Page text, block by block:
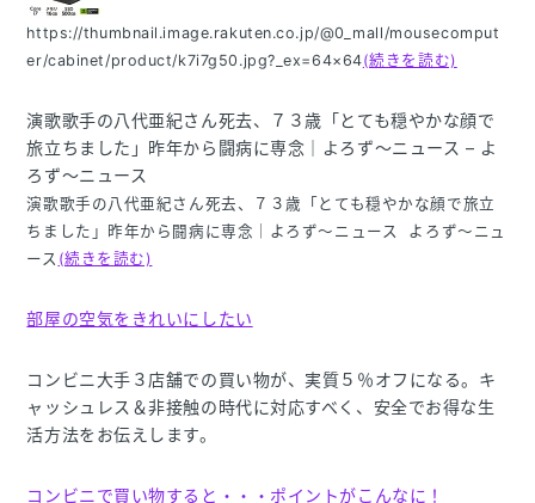
https://thumbnail.image.rakuten.co.jp/@0_mall/mousecomput
er/cabinet/product/k7i7g50.jpg?_ex=64×64(続きを読む)
演歌歌手の八代亜紀さん死去、７３歳「とても穏やかな顔で
旅立ちました」昨年から闘病に専念｜よろず〜ニュース – よ
ろず〜ニュース
演歌歌手の八代亜紀さん死去、７３歳「とても穏やかな顔で旅立
ちました」昨年から闘病に専念｜よろず〜ニュース よろず〜ニュ
ース (続きを読む)
部屋の空気をきれいにしたい
コンビニ大手３店舗での買い物が、実質５％オフになる。キ
ャッシュレス＆非接触の時代に対応すべく、安全でお得な生
活方法をお伝えします。
コンビニで買い物すると・・・ポイントがこんなに！